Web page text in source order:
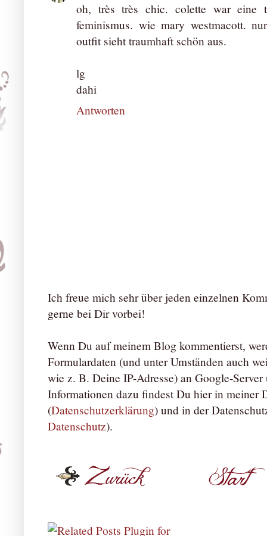
oh, très très chic. colette war eine
feminismus. wie mary westmacott.
outfit sieht traumhaft schön aus.
lg
dahi
Antworten
Ich freue mich sehr über jeden einzelnen
gerne bei Dir vorbei!
Wenn Du auf meinem Blog kommentierst,
Formulardaten (und unter Umständen auch
wie z. B. Deine IP-Adresse) an Google-
Informationen dazu findest Du hier in meiner
(Datenschutzerklärung) und in der
Datenschutz).